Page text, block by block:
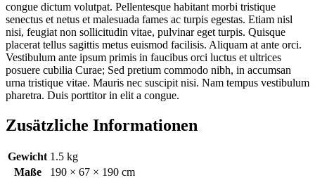
congue dictum volutpat. Pellentesque habitant morbi tristique
senectus et netus et malesuada fames ac turpis egestas. Etiam nisl
nisi, feugiat non sollicitudin vitae, pulvinar eget turpis. Quisque
placerat tellus sagittis metus euismod facilisis. Aliquam at ante orci.
Vestibulum ante ipsum primis in faucibus orci luctus et ultrices
posuere cubilia Curae; Sed pretium commodo nibh, in accumsan
urna tristique vitae. Mauris nec suscipit nisi. Nam tempus vestibulum
pharetra. Duis porttitor in elit a congue.
Zusätzliche Informationen
Gewicht 1.5 kg
Maße
190 × 67 × 190 cm